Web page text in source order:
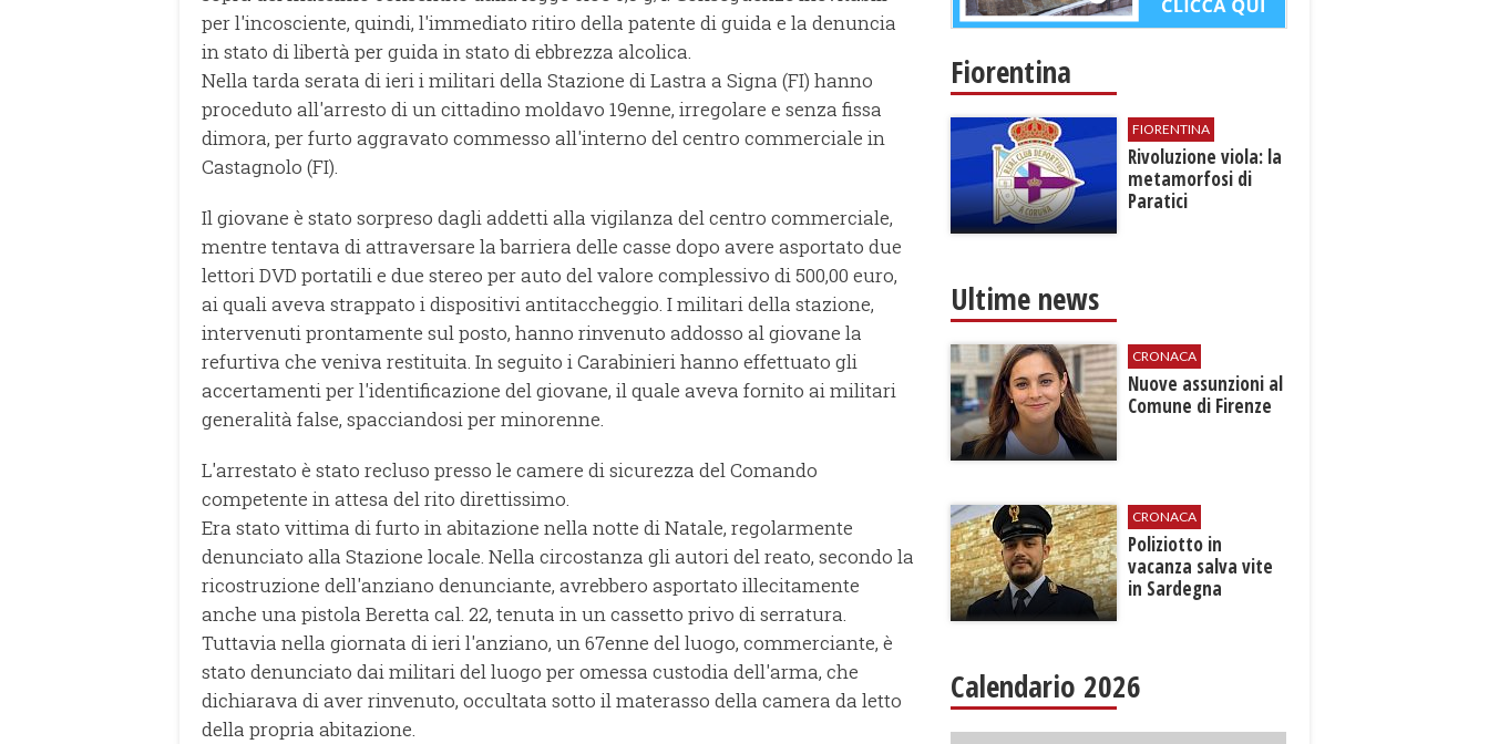
per l'incosciente, quindi, l'immediato ritiro della patente di guida e la denuncia
in stato di libertà per guida in stato di ebbrezza alcolica.
Nella tarda serata di ieri i militari della Stazione di Lastra a Signa (FI) hanno
proceduto all'arresto di un cittadino moldavo 19enne, irregolare e senza fissa
dimora, per furto aggravato commesso all'interno del centro commerciale in
Castagnolo (FI).
Il giovane è stato sorpreso dagli addetti alla vigilanza del centro commerciale,
mentre tentava di attraversare la barriera delle casse dopo avere asportato due
lettori DVD portatili e due stereo per auto del valore complessivo di 500,00 euro,
ai quali aveva strappato i dispositivi antitaccheggio. I militari della stazione,
intervenuti prontamente sul posto, hanno rinvenuto addosso al giovane la
refurtiva che veniva restituita. In seguito i Carabinieri hanno effettuato gli
accertamenti per l'identificazione del giovane, il quale aveva fornito ai militari
generalità false, spacciandosi per minorenne.
L'arrestato è stato recluso presso le camere di sicurezza del Comando
competente in attesa del rito direttissimo.
Era stato vittima di furto in abitazione nella notte di Natale, regolarmente
denunciato alla Stazione locale. Nella circostanza gli autori del reato, secondo la
ricostruzione dell'anziano denunciante, avrebbero asportato illecitamente
anche una pistola Beretta cal. 22, tenuta in un cassetto privo di serratura.
Tuttavia nella giornata di ieri l'anziano, un 67enne del luogo, commerciante, è
stato denunciato dai militari del luogo per omessa custodia dell'arma, che
dichiarava di aver rinvenuto, occultata sotto il materasso della camera da letto
della propria abitazione.
Fiorentina
FIORENTINA
​Rivoluzione viola: la
metamorfosi di
Paratici
Ultime news
CRONACA
Nuove assunzioni al
Comune di Firenze
CRONACA
Poliziotto in
vacanza salva vite
in Sardegna
Calendario 2026